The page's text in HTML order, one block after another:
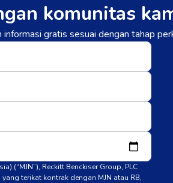
komunitas
gratis sesuai dengan tahap
(“MJN”), Reckitt Benckiser Group, PLC
terikat kontrak dengan MJN atau RB,